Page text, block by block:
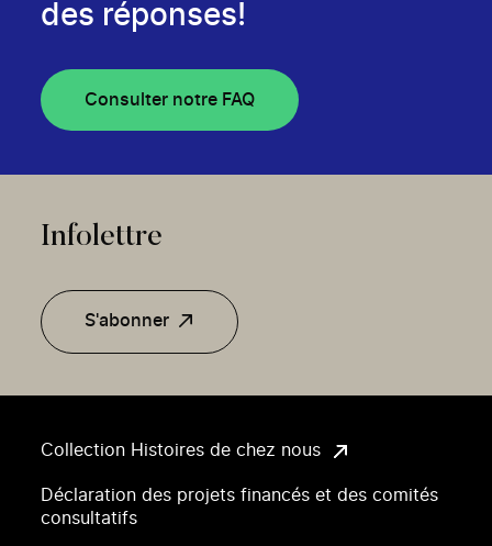
Collection Histoires de chez nous
Déclaration des projets financés et des comités
consultatifs
des réponses!
Consulter notre FAQ
Infolettre
S'abonner